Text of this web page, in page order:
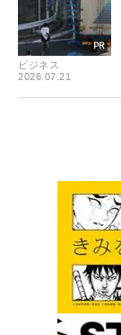
ビジネス
2026.07.21